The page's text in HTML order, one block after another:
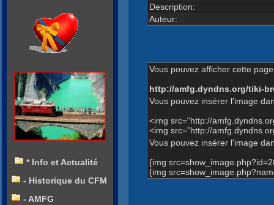
Description:
Auteur:
Vous pouvez afficher cette
http://amfg.dyndns.org/tiki-
Vous pouvez insérer l'image
<img src="http://
<img src="http://
Vous pouvez insérer l'image
{img
{img
* Info et Actualité
- Historique du CFM
- AMFG